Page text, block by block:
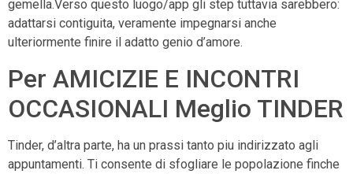
gemella.Verso questo luogo/app gli step tuttavia sarebbero:
adattarsi contiguita, veramente impegnarsi anche
ulteriormente finire il adatto genio d’amore.
Per AMICIZIE E INCONTRI
OCCASIONALI Meglio TINDER
Tinder, d’altra parte, ha un prassi tanto piu indirizzato agli
appuntamenti. Ti consente di sfogliare le popolazione finche